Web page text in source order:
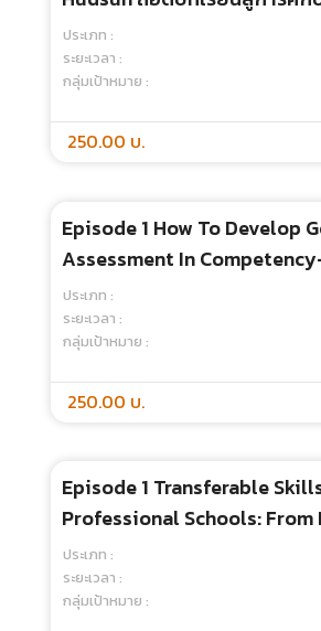
250.00 บ.
Episode 1 : REAL WORLD
หมายของการศึกษายุคใหม่
ประเภท :
ระยะเวลา :
กลุ่มเป้าหมาย :